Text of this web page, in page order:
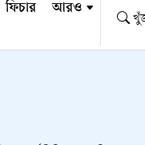
ফিচার আরও